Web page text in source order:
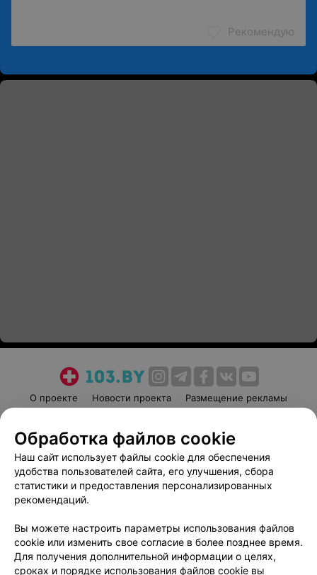
Рекомендую
О проекте Новости проекта
Размещение рекламы
Пользовательское соглашение
Способы оплаты
Вакансии
Партнеры
Написать руководителю 103.by
Обработка персональных данных
Обработка файлов cookie
Наш сайт использует файлы cookie для обеспечения
удобства пользователей сайта, его улучшения, сбора
статистики и предоставления персонализированных
рекомендаций.
Вы можете настроить параметры использования файлов
cookie или изменить свое согласие в более позднее время.
Для получения дополнительной информации о целях,
сроках и порядке использования файлов cookie вы